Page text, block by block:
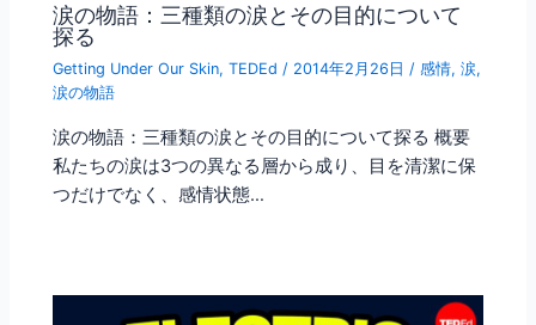
涙の物語：三種類の涙とその目的について
探る
Getting Under Our Skin,TEDEd / 2014年2月26日/感情,涙,
涙の物語
涙の物語：三種類の涙とその目的について探る 概要
私たちの涙は3つの異なる層から成り、目を清潔に保
つだけでなく、感情状態…